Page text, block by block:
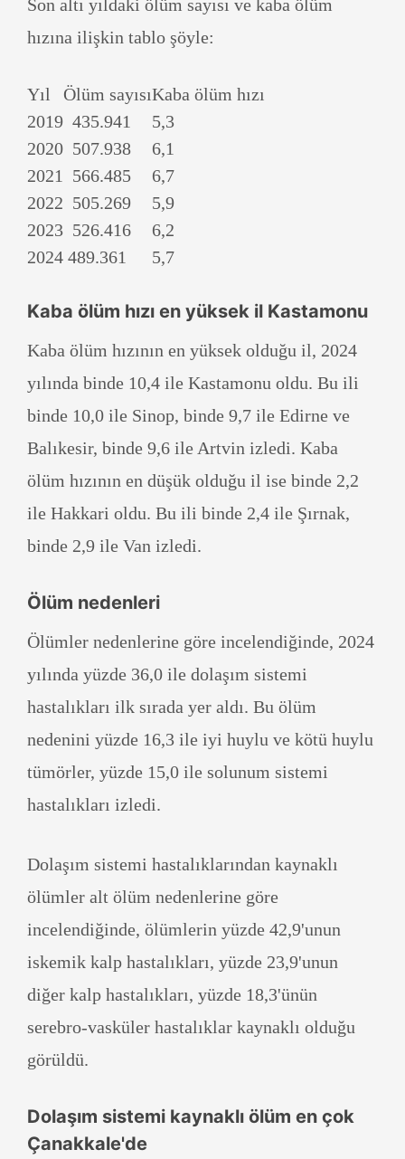
Son altı yıldaki ölüm sayısı ve kaba ölüm
hızına ilişkin tablo şöyle:
Yıl Ölüm sayısıKaba ölüm hızı
2019 435.941
5,3
2020 507.938
6,1
2021
566.485
6,7
2022 505.269
5,9
2023 526.416
6,2
2024 489.361 5,7
Kaba ölüm hızı en yüksek il Kastamonu
Kaba ölüm hızının en yüksek olduğu il, 2024
yılında binde 10,4 ile Kastamonu oldu. Bu ili
binde 10,0 ile Sinop, binde 9,7 ile Edirne ve
Balıkesir, binde 9,6 ile Artvin izledi. Kaba
ölüm hızının en düşük olduğu il ise binde 2,2
ile Hakkari oldu. Bu ili binde 2,4 ile Şırnak,
binde 2,9 ile Van izledi.
Ölüm nedenleri
Ölümler nedenlerine göre incelendiğinde, 2024
yılında yüzde 36,0 ile dolaşım sistemi
hastalıkları ilk sırada yer aldı. Bu ölüm
nedenini yüzde 16,3 ile iyi huylu ve kötü huylu
tümörler, yüzde 15,0 ile solunum sistemi
hastalıkları izledi.
Dolaşım sistemi hastalıklarından kaynaklı
ölümler alt ölüm nedenlerine göre
incelendiğinde, ölümlerin yüzde 42,9'unun
iskemik kalp hastalıkları, yüzde 23,9'unun
diğer kalp hastalıkları, yüzde 18,3'ünün
serebro-vasküler hastalıklar kaynaklı olduğu
görüldü.
Dolaşım sistemi kaynaklı ölüm en çok
Çanakkale'de